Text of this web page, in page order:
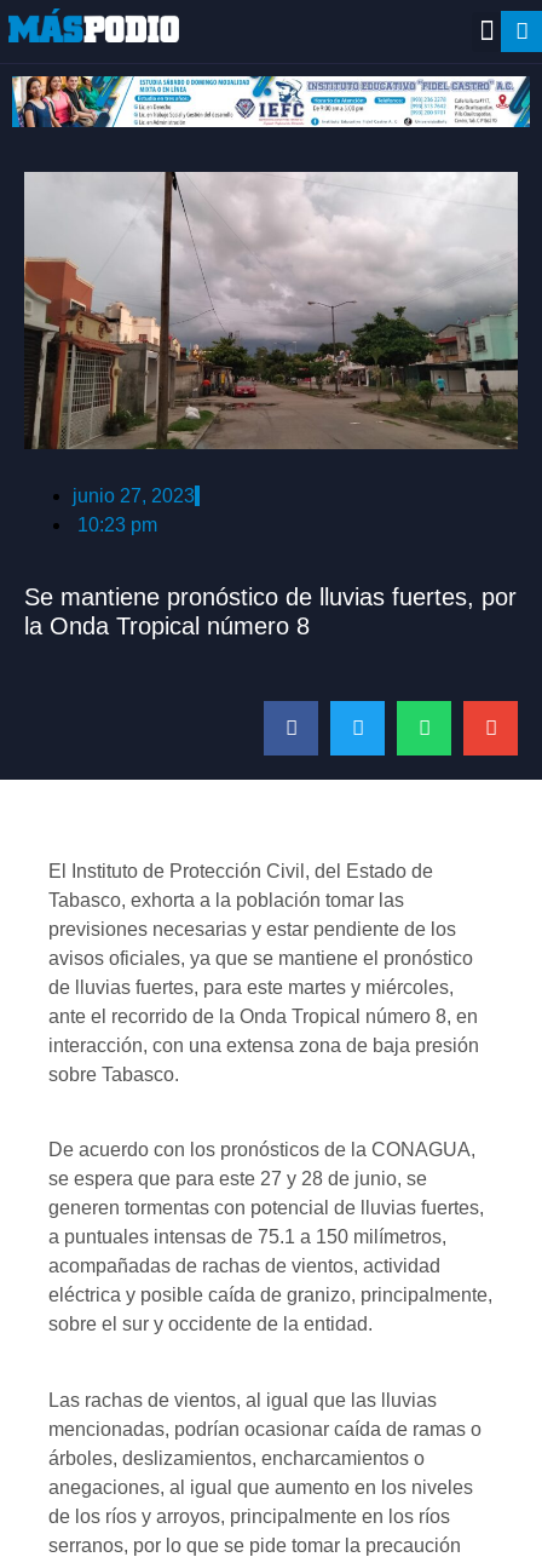
junio 27, 2023
10:23 pm
Se mantiene pronóstico de lluvias fuertes, por
la Onda Tropical número 8
El Instituto de Protección Civil, del Estado de
Tabasco, exhorta a la población tomar las
previsiones necesarias y estar pendiente de los
avisos oficiales, ya que se mantiene el pronóstico
de lluvias fuertes, para este martes y miércoles,
ante el recorrido de la Onda Tropical número 8, en
interacción, con una extensa zona de baja presión
sobre Tabasco.
De acuerdo con los pronósticos de la CONAGUA,
se espera que para este 27 y 28 de junio, se
generen tormentas con potencial de lluvias fuertes,
a puntuales intensas de 75.1 a 150 milímetros,
acompañadas de rachas de vientos, actividad
eléctrica y posible caída de granizo, principalmente,
sobre el sur y occidente de la entidad.
Las rachas de vientos, al igual que las lluvias
mencionadas, podrían ocasionar caída de ramas o
árboles, deslizamientos, encharcamientos o
anegaciones, al igual que aumento en los niveles
de los ríos y arroyos, principalmente en los ríos
serranos, por lo que se pide tomar la precaución